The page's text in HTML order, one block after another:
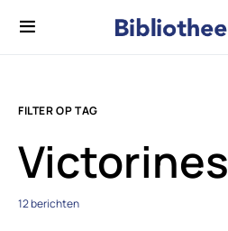
FILTER OP TAG
Victorines
12 berichten